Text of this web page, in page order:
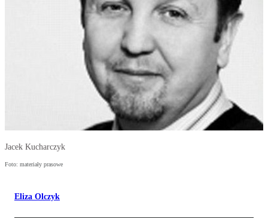
Jacek Kucharczyk
Foto: materiały prasowe
Eliza Olczyk